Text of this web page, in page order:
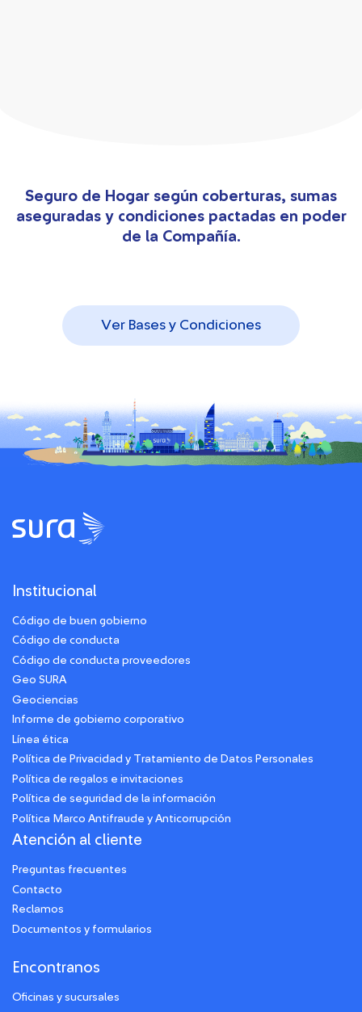
Seguro de Hogar según coberturas, sumas
aseguradas y condiciones pactadas en poder
de la Compañía.
Ver Bases y Condiciones
Institucional
Código de buen gobierno
Código de conducta
Código de conducta proveedores
Geo SURA
Geociencias
Informe de gobierno corporativo
Línea ética
Política de Privacidad y Tratamiento de Datos Personales
Política de regalos e invitaciones
Política de seguridad de la información
Política Marco Antifraude y Anticorrupción
Atención al cliente
Preguntas frecuentes
Contacto
Reclamos
Documentos y formularios
Encontranos
Oficinas y sucursales